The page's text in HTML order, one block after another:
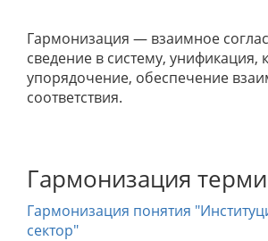
Гармонизация — взаимное
сведение в систему, унификация,
упорядочение, обеспечение
соответствия.
Гармонизация
Гармонизация понятия
сектор"